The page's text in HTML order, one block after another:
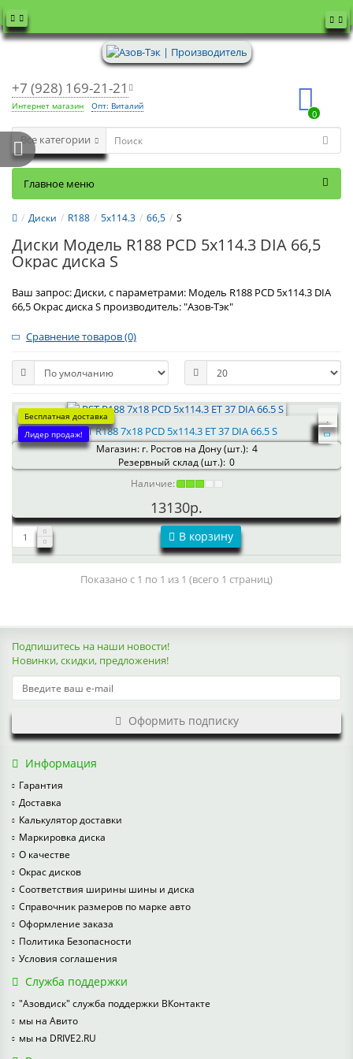
+7 (928) 169-21-21
Интернет магазин Опт: Виталий
0
Все категории
Главное меню
Диски R188 5x114.3 66,5 S
Диски Модель R188 PCD 5x114.3 DIA 66,5
Окрас диска S
Ваш запрос: Диски, с параметрами: Модель R188 PCD 5x114.3 DIA
66,5 Окрас диска S производитель: "Азов-Тэк"
Сравнение товаров (0)
Бесплатная доставка
Лидер продаж!RST R188 7x18 PCD 5x114.3 ET 37 DIA 66.5 S
Магазин: г. Ростов на Дону (шт.): 4
Резервный склад (шт.): 0
Наличие:
13130р.
В корзину
Показано с 1 по 1 из 1 (всего 1 страниц)
Подпишитесь на наши новости!
Новинки, скидки, предложения!
Оформить подписку
Информация
Гарантия
Доставка
Калькулятор доставки
Маркировка диска
О качестве
Окрас дисков
Соответствия ширины шины и диска
Справочник размеров по марке авто
Оформление заказа
Политика Безопасности
Условия соглашения
Служба поддержки
"Азовдиск" служба поддержки ВКонтакте
мы на Авито
мы на DRIVE2.RU